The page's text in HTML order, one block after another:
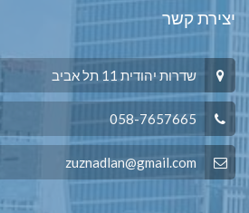
יצירת קשר
שדרות יהודית 11 תל אביב